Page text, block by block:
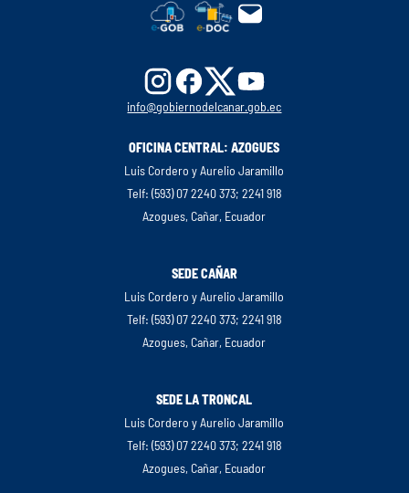
info@gobiernodelcanar.gob.ec
OFICINA CENTRAL: AZOGUES
Luis Cordero y Aurelio Jaramillo
Telf: (593) 07 2240 373; 2241 918
Azogues, Cañar, Ecuador
SEDE CAÑAR
Luis Cordero y Aurelio Jaramillo
Telf: (593) 07 2240 373; 2241 918
Azogues, Cañar, Ecuador
SEDE LA TRONCAL
Luis Cordero y Aurelio Jaramillo
Telf: (593) 07 2240 373; 2241 918
Azogues, Cañar, Ecuador